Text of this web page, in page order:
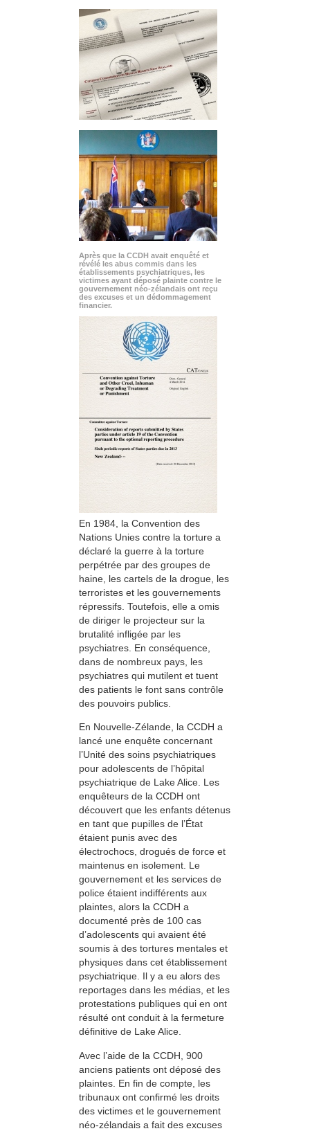
Après que la CCDH avait enquêté et
révélé les abus commis dans les
établissements psychiatriques, les
victimes ayant déposé plainte contre le
gouvernement néo-zélandais ont reçu
des excuses et un dédommagement
financier.
En 1984, la Convention des
Nations Unies contre la torture a
déclaré la guerre à la torture
perpétrée par des groupes de
haine, les cartels de la drogue, les
terroristes et les gouvernements
répressifs. Toutefois, elle a omis
de diriger le projecteur sur la
brutalité infligée par les
psychiatres. En conséquence,
dans de nombreux pays, les
psychiatres qui mutilent et tuent
des patients le font sans contrôle
des pouvoirs publics.
En Nouvelle-Zélande, la CCDH a
lancé une enquête concernant
l’Unité des soins psychiatriques
pour adolescents de l’hôpital
psychiatrique de Lake Alice. Les
enquêteurs de la CCDH ont
découvert que les enfants détenus
en tant que pupilles de l’État
étaient punis avec des
électrochocs, drogués de force et
maintenus en isolement. Le
gouvernement et les services de
police étaient indifférents aux
plaintes, alors la CCDH a
documenté près de 100 cas
d’adolescents qui avaient été
soumis à des tortures mentales et
physiques dans cet établissement
psychiatrique. Il y a eu alors des
reportages dans les médias, et les
protestations publiques qui en ont
résulté ont conduit à la fermeture
définitive de Lake Alice.
Avec l’aide de la CCDH, 900
anciens patients ont déposé des
plaintes. En fin de compte, les
tribunaux ont confirmé les droits
des victimes et le gouvernement
néo-zélandais a fait des excuses